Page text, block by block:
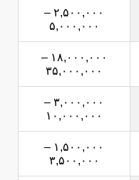
۲,۵۰۰,۰۰۰ –
۵,۰۰۰,۰۰۰
۱۸,۰۰۰,۰۰۰ –
۳۵,۰۰۰,۰۰۰
۳,۰۰۰,۰۰۰ –
۱۰,۰۰۰,۰۰۰
۱,۵۰۰,۰۰۰ –
۳,۵۰۰,۰۰۰